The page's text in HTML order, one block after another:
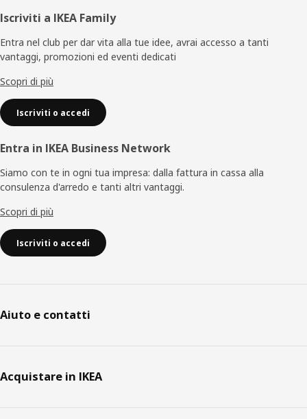
Piè
di
pagina
Iscriviti a IKEA Family
Entra nel club per dar vita alla tue idee, avrai accesso a tanti
vantaggi, promozioni ed eventi dedicati
Scopri di più
Iscriviti o accedi
Entra in IKEA Business Network
Siamo con te in ogni tua impresa: dalla fattura in cassa alla
consulenza d'arredo e tanti altri vantaggi.
Scopri di più
Iscriviti o accedi
Aiuto e contatti
Acquistare in IKEA